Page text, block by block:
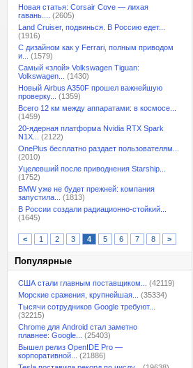
Новая статья: Corsair Cove — лихая
гавань....
(2605)
Land Cruiser, подвинься. В Россию едет...
(1916)
С дизайном как у Ferrari, полным приводом
и...
(1579)
Самый «злой» Volkswagen Tiguan:
Volkswagen...
(1430)
Новый Airbus A350F прошел важнейшую
проверку...
(1359)
Всего 12 км между аппаратами: в космосе...
(1459)
20-ядерная платформа Nvidia RTX Spark
N1X...
(2122)
OnePlus бесплатно раздает пользователям...
(2010)
Уцелевший после приводнения Starship...
(1752)
BMW уже не будет прежней: компания
запустила...
(1813)
В России создали радиационно-стойкий...
(1645)
< 1 2 3 4 5 6 7 8 >
Популярные
США стали главным поставщиком...
(42119)
Морские сражения, крупнейшая...
(35334)
Тысячи сотрудников Google требуют...
(32215)
Chrome для Android стал заметно
плавнее: Google...
(25403)
Вышел релиз OpenIDE Pro —
корпоративной...
(21886)